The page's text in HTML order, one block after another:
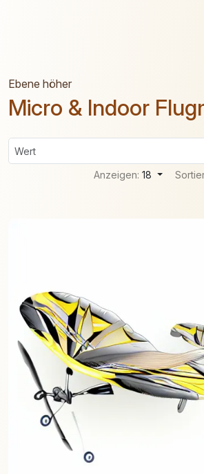
Ebene höher
Micro & Indoor
Anzeigen:18